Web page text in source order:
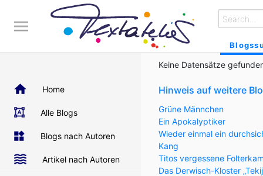
Home
Alle Blogs
Blogs nach Autoren
Artikel nach Autoren
Keine Datensätze
Hinweis auf weitere
Grüne Männchen
Ein Apokalyptiker
Wieder einmal ein
Kang
Titos vergessene
Das Derwisch-Kloster